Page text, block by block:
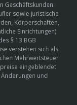
Geschäftskunden:
sowie juristische
Körperschaften,
Einrichtungen).
§ 13 BGB
verstehen sich als
Mehrwertsteuer
eingeblendet
und